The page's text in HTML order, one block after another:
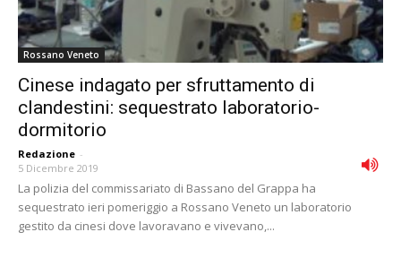
Rossano Veneto
Cinese indagato per sfruttamento di
clandestini: sequestrato laboratorio-
dormitorio
Redazione -
5 Dicembre 2019
La polizia del commissariato di Bassano del Grappa ha
sequestrato ieri pomeriggio a Rossano Veneto un laboratorio
gestito da cinesi dove lavoravano e vivevano,...